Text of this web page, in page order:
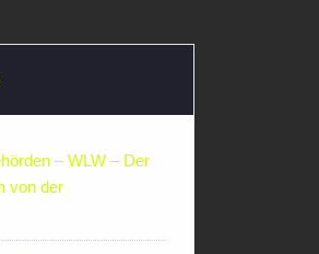
– WLW – Der
von der